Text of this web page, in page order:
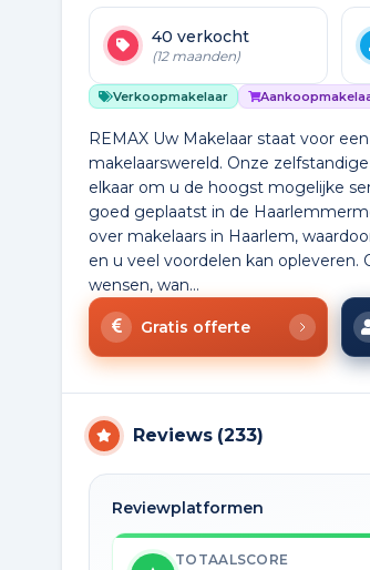
40 verkocht
(12 maanden)
Verkoopmakelaar
REMAX Uw Makelaar staat voor
makelaarswereld. Onze
elkaar om u de hoogst mogelijke
goed geplaatst in de
over makelaars in Haarlem,
en u veel voordelen kan opleveren.
wensen, wan...
Gratis offerte
Reviews (233)
Reviewplatformen
TOTAALSCORE